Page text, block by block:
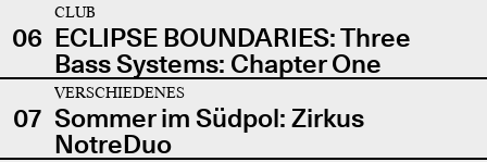
06
CLUB
ECLIPSE BOUNDARIES: Three
Bass Systems: Chapter One
07
VERSCHIEDENES
Sommer im Südpol: Zirkus
NotreDuo